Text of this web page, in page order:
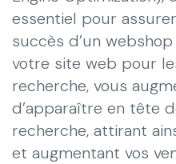
essentiel pour
succès d’un
votre site web pour
recherche, vous
d’apparaître en tête
recherche, attirant
et augmentant vos